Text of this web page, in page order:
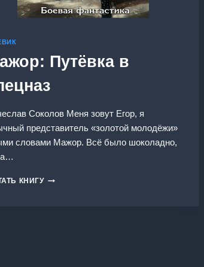
Путёвка в
Соколов Меня зовут Егор, я
представитель «золотой молодёжи»
словами Мажор. Всё было шоколадно,
КНИГУМАЖОР: